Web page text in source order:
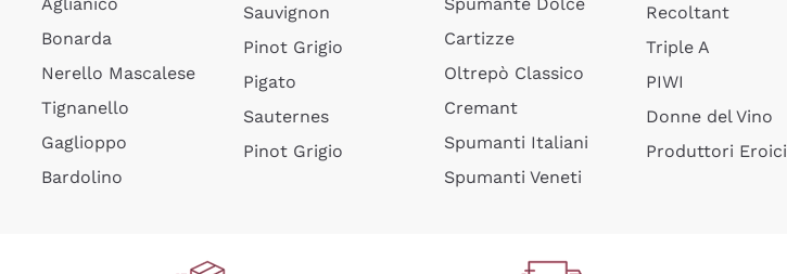
Bonarda
Nerello Mascalese
Tignanello
Gaglioppo
Bardolino
Sauvignon
Pinot Grigio
Pigato
Sauternes
Pinot Grigio
Cartizze
Oltrepò Classico
Cremant
Spumanti Italiani
Spumanti Veneti
Recoltant
Triple A
PIWI
Donne del Vino
Produttori Eroici